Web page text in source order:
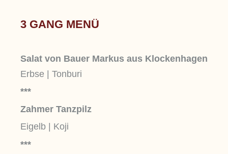
3 GANG MENÜ
Salat von Bauer Markus aus Klockenhagen
Erbse | Tonburi
***
Zahmer Tanzpilz
Eigelb | Koji
***